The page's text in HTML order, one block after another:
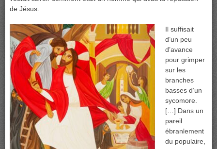
de Jésus.
Il suffisait
d’un peu
d’avance
pour grimper
sur les
branches
basses d’un
sycomore.
[…] Dans un
pareil
ébranlement
du populaire,